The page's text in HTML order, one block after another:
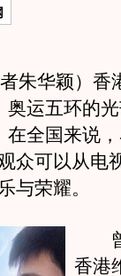
华颖）香
运五环的
全国来说
众可以从电
与荣耀。
曾
香港